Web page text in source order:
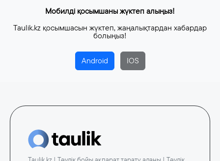
Мобилді қосымшаны жүктеп алыңыз!
Taulik.kz қосымшасын жүктеп, жаңалықтардан хабардар
болыңыз!
Android IOS